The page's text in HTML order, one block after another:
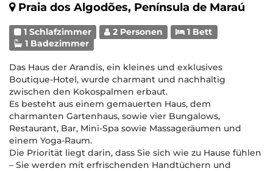
Praia dos Algodões, Península de Maraú
1 Schlafzimmer 2 Personen
1 Bett
1 Badezimmer
Das Haus der Arandis, ein kleines und exklusives
Boutique-Hotel, wurde charmant und nachhaltig
zwischen den Kokospalmen erbaut.
Es besteht aus einem gemauerten Haus, dem
charmanten Gartenhaus, sowie vier Bungalows,
Restaurant, Bar, Mini-Spa sowie Massageräumen und
einem Yoga-Raum.
Die Priorität liegt darin, dass Sie sich wie zu Hause fühlen
– Sie werden mit erfrischenden Handtüchern und